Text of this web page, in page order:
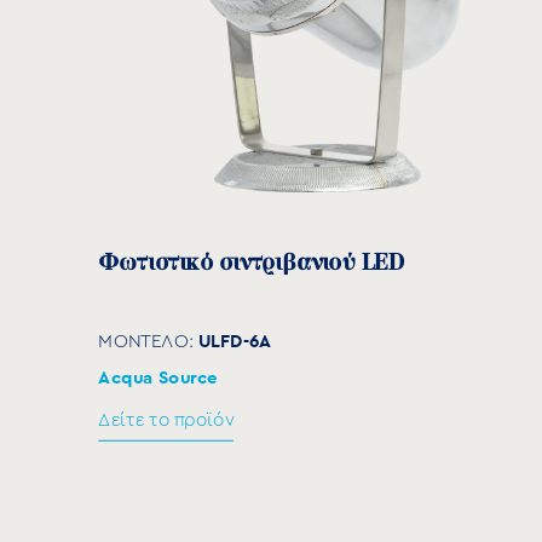
Φωτιστικό σιντριβανιού LED
ΜΟΝΤΕΛΟ: ULFD-6A
Acqua Source
Δείτε το προϊόν